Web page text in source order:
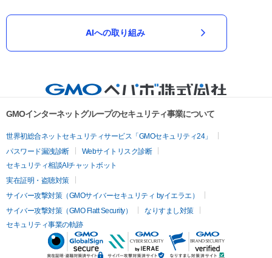
AIへの取り組み
GMOインターネットグループのセキュリティ事業について
世界初総合ネットセキュリティサービス「GMOセキュリティ24」
パスワード漏洩診断
Webサイトリスク診断
セキュリティ相談AIチャットボット
実在証明・盗聴対策
サイバー攻撃対策（GMOサイバーセキュリティ byイエラエ）
サイバー攻撃対策（GMO Flatt Security）
なりすまし対策
セキュリティ事業の軌跡